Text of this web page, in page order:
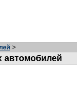
>
автомобилей